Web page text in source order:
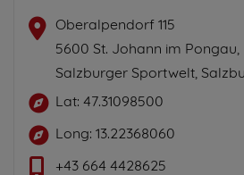
Oberalpendorf 115
5600 St. Johann im Pongau,
Salzburger Sportwelt,
Lat: 47.31098500
Long: 13.22368060
+43 664 4428625